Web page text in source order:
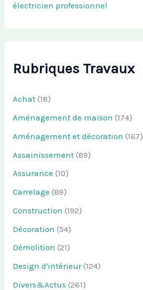
électricien professionnel
Rubriques Travaux
Achat (18)
Aménagement de maison (174)
Aménagement et décoration (167)
Assainissement (89)
Assurance (10)
Carrelage (89)
Construction (192)
Décoration (54)
Démolition (21)
Design d'intérieur(124)
Divers&Actus (261)